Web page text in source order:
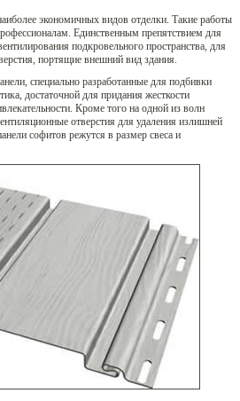
экономичных видов отделки. Такие работы
Единственным препятствием для
подкровельного пространства, для
портящие внешний вид здания.
специально разработанные для подбивки
достаточной для придания жесткости
Кроме того на одной из волн
отверстия для удаления излишней
софитов режутся в размер свеса и